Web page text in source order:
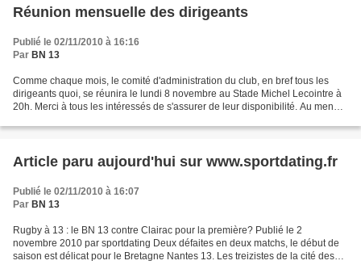
Réunion mensuelle des dirigeants
Publié le 02/11/2010 à 16:16
Par BN 13
Comme chaque mois, le comité d'administration du club, en bref tous les
dirigeants quoi, se réunira le lundi 8 novembre au Stade Michel Lecointre à
20h. Merci à tous les intéressés de s'assurer de leur disponibilité. Au menu :
Article paru aujourd'hui sur www.sportdating.fr
Publié le 02/11/2010 à 16:07
Par BN 13
Rugby à 13 : le BN 13 contre Clairac pour la première? Publié le 2
novembre 2010 par sportdating Deux défaites en deux matchs, le début de
saison est délicat pour le Bretagne Nantes 13. Les treizistes de la cité des